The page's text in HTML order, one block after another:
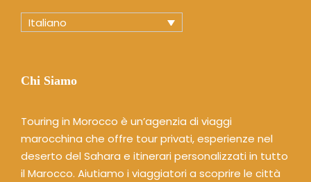
Italiano
Chi Siamo
Touring in Morocco è un’agenzia di viaggi
marocchina che offre tour privati, esperienze nel
deserto del Sahara e itinerari personalizzati in tutto
il Marocco. Aiutiamo i viaggiatori a scoprire le città